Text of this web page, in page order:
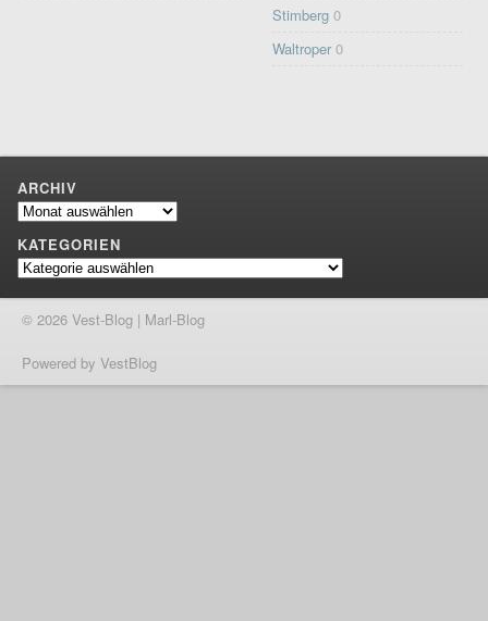
Stimberg 0
Waltroper 0
ARCHIV
Archiv
KATEGORIEN
Kategorien
© 2026 Vest-Blog | Marl-Blog
Powered by VestBlog